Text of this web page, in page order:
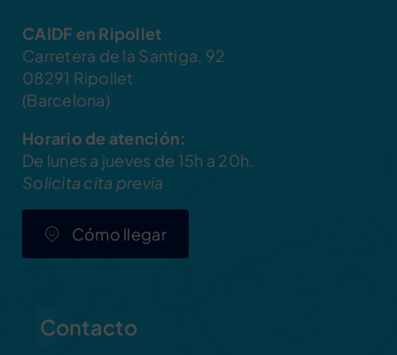
CAIDF en Ripollet
Carretera de la Santiga, 92
08291 Ripollet
(Barcelona)
Horario de atención:
De lunes a jueves de 15h a 20h.
Solicita cita previa
Cómo llegar
Contacto